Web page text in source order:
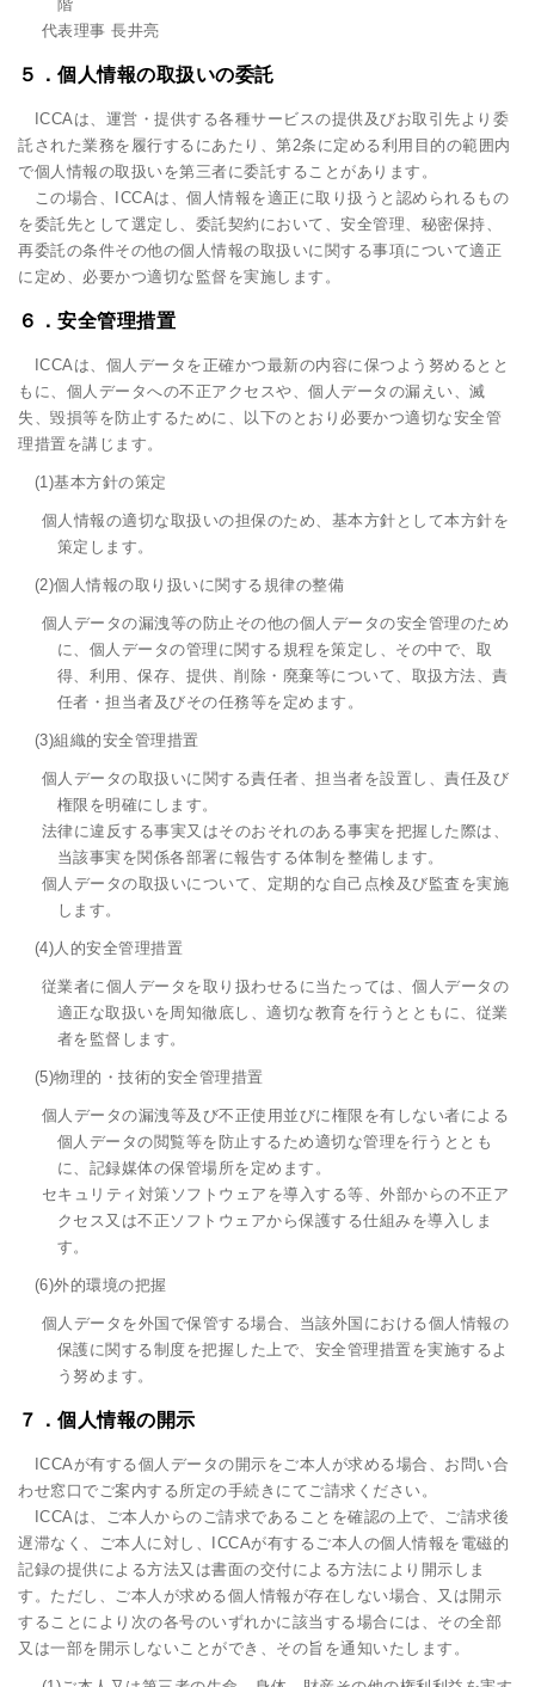
階
代表理事 長井亮
５．個人情報の取扱いの委託
ICCAは、運営・提供する各種サービスの提供及びお取引先より委
託された業務を履行するにあたり、第2条に定める利用目的の範囲内
で個人情報の取扱いを第三者に委託することがあります。
この場合、ICCAは、個人情報を適正に取り扱うと認められるもの
を委託先として選定し、委託契約において、安全管理、秘密保持、
再委託の条件その他の個人情報の取扱いに関する事項について適正
に定め、必要かつ適切な監督を実施します。
６．安全管理措置
ICCAは、個人データを正確かつ最新の内容に保つよう努めるとと
もに、個人データへの不正アクセスや、個人データの漏えい、滅
失、毀損等を防止するために、以下のとおり必要かつ適切な安全管
理措置を講じます。
(1)基本方針の策定
個人情報の適切な取扱いの担保のため、基本方針として本方針を
策定します。
(2)個人情報の取り扱いに関する規律の整備
個人データの漏洩等の防止その他の個人データの安全管理のため
に、個人データの管理に関する規程を策定し、その中で、取
得、利用、保存、提供、削除・廃棄等について、取扱方法、責
任者・担当者及びその任務等を定めます。
(3)組織的安全管理措置
個人データの取扱いに関する責任者、担当者を設置し、責任及び
権限を明確にします。
法律に違反する事実又はそのおそれのある事実を把握した際は、
当該事実を関係各部署に報告する体制を整備します。
個人データの取扱いについて、定期的な自己点検及び監査を実施
します。
(4)人的安全管理措置
従業者に個人データを取り扱わせるに当たっては、個人データの
適正な取扱いを周知徹底し、適切な教育を行うとともに、従業
者を監督します。
(5)物理的・技術的安全管理措置
個人データの漏洩等及び不正使用並びに権限を有しない者による
個人データの閲覧等を防止するため適切な管理を行うととも
に、記録媒体の保管場所を定めます。
セキュリティ対策ソフトウェアを導入する等、外部からの不正ア
クセス又は不正ソフトウェアから保護する仕組みを導入しま
す。
(6)外的環境の把握
個人データを外国で保管する場合、当該外国における個人情報の
保護に関する制度を把握した上で、安全管理措置を実施するよ
う努めます。
７．個人情報の開示
ICCAが有する個人データの開示をご本人が求める場合、お問い合
わせ窓口でご案内する所定の手続きにてご請求ください。
ICCAは、ご本人からのご請求であることを確認の上で、ご請求後
遅滞なく、ご本人に対し、ICCAが有するご本人の個人情報を電磁的
記録の提供による方法又は書面の交付による方法により開示しま
す。ただし、ご本人が求める個人情報が存在しない場合、又は開示
することにより次の各号のいずれかに該当する場合には、その全部
又は一部を開示しないことができ、その旨を通知いたします。